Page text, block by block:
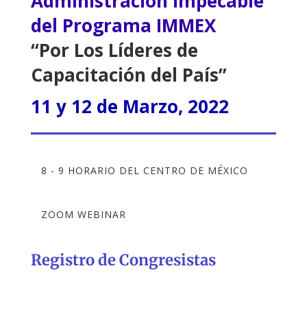
del Programa IMMEX
“Por Los Líderes de
Capacitación del País”
11 y 12 de Marzo, 2022
8 - 9 HORARIO DEL CENTRO DE MÉXICO
ZOOM WEBINAR
Registro de Congresistas